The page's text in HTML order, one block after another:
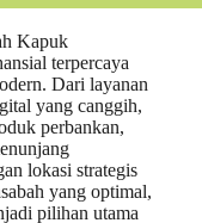
Kapuk
terpercaya
Dari layanan
yang canggih,
perbankan,
lokasi strategis
yang optimal,
pilihan utama